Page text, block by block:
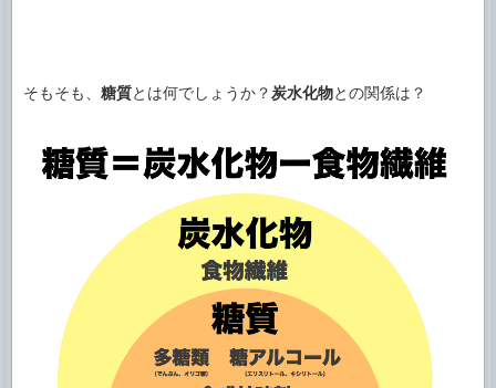
そもそも、 糖質とは何でしょうか？炭水化物との関係は？